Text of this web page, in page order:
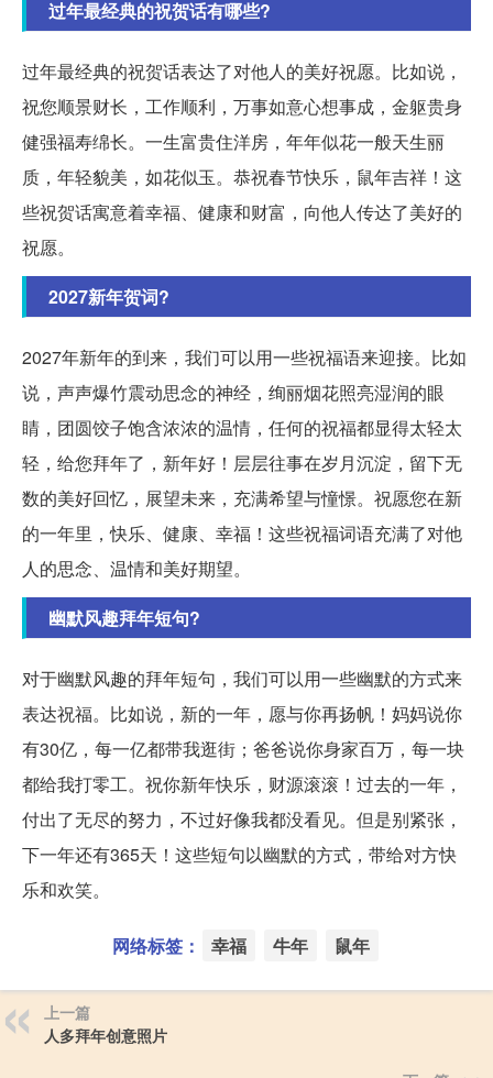
过年最经典的祝贺话有哪些?
过年最经典的祝贺话表达了对他人的美好祝愿。比如说，
祝您顺景财长，工作顺利，万事如意心想事成，金躯贵身
健强福寿绵长。一生富贵住洋房，年年似花一般天生丽
质，年轻貌美，如花似玉。恭祝春节快乐，鼠年吉祥！这
些祝贺话寓意着幸福、健康和财富，向他人传达了美好的
祝愿。
2027新年贺词?
2027年新年的到来，我们可以用一些祝福语来迎接。比如
说，声声爆竹震动思念的神经，绚丽烟花照亮湿润的眼
睛，团圆饺子饱含浓浓的温情，任何的祝福都显得太轻太
轻，给您拜年了，新年好！层层往事在岁月沉淀，留下无
数的美好回忆，展望未来，充满希望与憧憬。祝愿您在新
的一年里，快乐、健康、幸福！这些祝福词语充满了对他
人的思念、温情和美好期望。
幽默风趣拜年短句?
对于幽默风趣的拜年短句，我们可以用一些幽默的方式来
表达祝福。比如说，新的一年，愿与你再扬帆！妈妈说你
有30亿，每一亿都带我逛街；爸爸说你身家百万，每一块
都给我打零工。祝你新年快乐，财源滚滚！过去的一年，
付出了无尽的努力，不过好像我都没看见。但是别紧张，
下一年还有365天！这些短句以幽默的方式，带给对方快
乐和欢笑。
网络标签： 幸福 牛年 鼠年
上一篇
人多拜年创意照片